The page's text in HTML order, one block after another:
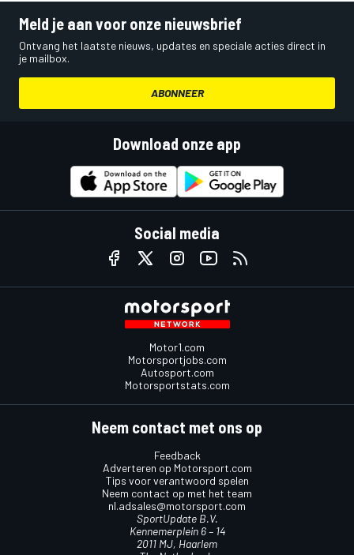
Meld je aan voor onze nieuwsbrief
Ontvang het laatste nieuws, updates en speciale acties direct in
je mailbox.
ABONNEER
Download onze app
Social media
Motor1.com
Motorsportjobs.com
Autosport.com
Motorsportstats.com
Neem contact met ons op
Feedback
Adverteren op Motorsport.com
Tips voor verantwoord spelen
Neem contact op met het team
nl.adsales@motorsport.com
SportUpdate B.V.
Kennemerplein 6 – 14
2011 MJ, Haarlem